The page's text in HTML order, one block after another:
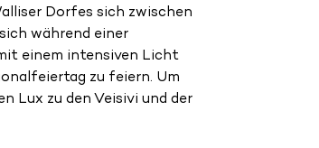
Dorfes sich zwischen
während einer
einem intensiven Licht
zu feiern. Um
Lux zu den Veisivi und der